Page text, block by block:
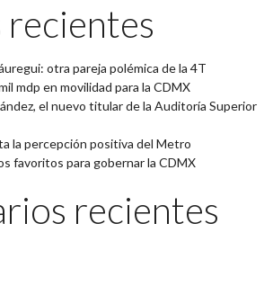
recientes
otra pareja polémica de la 4T
mdp en movilidad para la CDMX
el nuevo titular de la Auditoría Superior
la percepción positiva del Metro
favoritos para gobernar la CDMX
recientes